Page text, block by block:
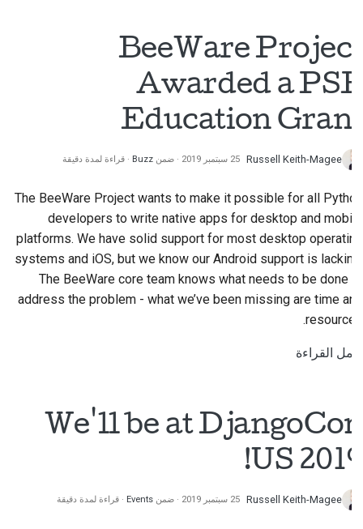
BeeWare Project
Awarded a PSF
Education Grant
Russell Keith-Magee 25 سبتمبر 2019 ضمن Buzz قراءة لمدة دقيقة
The BeeWare Project wants to make it possible for all Python
developers to write native apps for desktop and mobile
platforms. We have solid support for most desktop operating
systems and iOS, but we know our Android support is lacking.
The BeeWare core team knows what needs to be done to
address the problem - what we’ve been missing are time and
resources.
أكمل القراءة
We'll be at DjangoCon
US 2019!
Russell Keith-Magee 25 سبتمبر 2019 ضمن Events قراءة لمدة دقيقة